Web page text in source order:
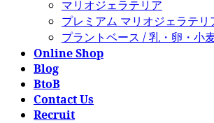
マリオジェラテリア
プレミアム マリオジェラテリ
プラントベース / 乳・卵・小
Online Shop
Blog
BtoB
Contact Us
Recruit